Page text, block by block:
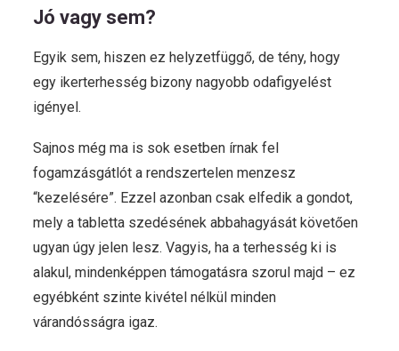
Jó vagy sem?
Egyik sem, hiszen ez helyzetfüggő, de tény, hogy
egy ikerterhesség bizony nagyobb odafigyelést
igényel.
Sajnos még ma is sok esetben írnak fel
fogamzásgátlót a rendszertelen menzesz
“kezelésére”. Ezzel azonban csak elfedik a gondot,
mely a tabletta szedésének abbahagyását követően
ugyan úgy jelen lesz. Vagyis, ha a terhesség ki is
alakul, mindenképpen támogatásra szorul majd – ez
egyébként szinte kivétel nélkül minden
várandósságra igaz.